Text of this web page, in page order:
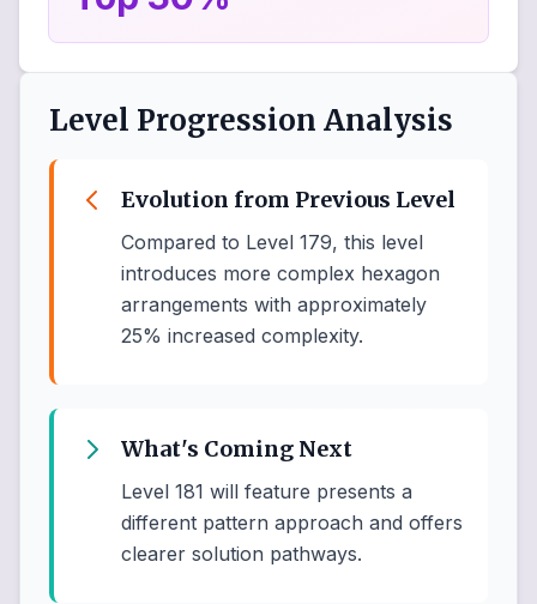
Level Progression Analysis
Evolution from Previous Level
Compared to Level 179, this level
introduces more complex hexagon
arrangements with approximately
25% increased complexity.
What's Coming Next
Level 181 will feature presents a
different pattern approach and offers
clearer solution pathways.